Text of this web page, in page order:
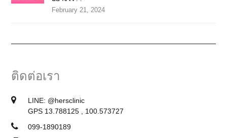
February 21, 2024
ติดต่อเรา
LINE: @hersclinic
GPS 13.788125 , 100.573727
099-1890189